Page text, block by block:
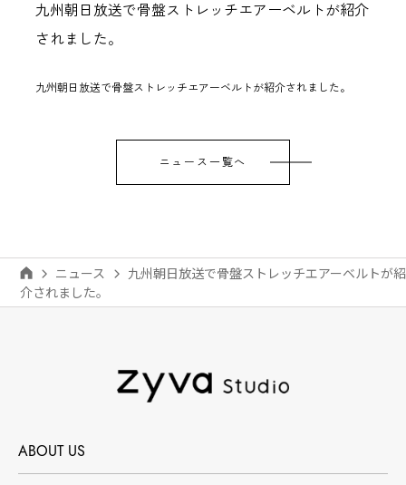
九州朝日放送で骨盤ストレッチエアーベルトが紹介
されました。
九州朝日放送で骨盤ストレッチエアーベルトが紹介されました。
ニュース一覧へ
ニュース
九州朝日放送で骨盤ストレッチエアーベルトが紹
介されました。
ABOUT US